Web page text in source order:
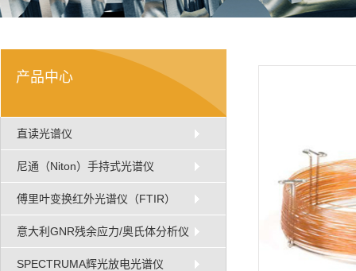
产品中心
直读光谱仪
尼通（Niton）手持式光谱仪
傅里叶变换红外光谱仪（FTIR）
意大利GNR残余应力/奥氏体分析仪
SPECTRUMA辉光放电光谱仪